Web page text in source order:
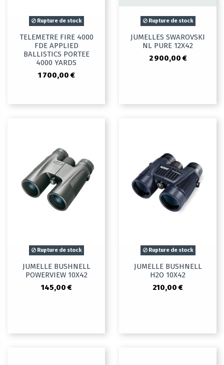
Rupture de stock
TELEMETRE FIRE 4000
FDE APPLIED
BALLISTICS PORTEE
4000 YARDS
1 700,00 €
Rupture de stock
JUMELLES SWAROVSKI
NL PURE 12X42
2 900,00 €
Rupture de stock
JUMELLE BUSHNELL
POWERVIEW 10X42
145,00 €
Rupture de stock
JUMELLE BUSHNELL
H2O 10X42
210,00 €